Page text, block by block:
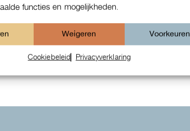
functies en mogelijkheden.
Weigeren Voorkeuren
Cookiebeleid Privacyverklaring
Patek Philippe Annual Calendar
Chornograaf